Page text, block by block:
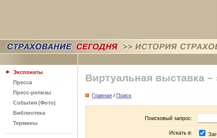
Экспонаты
Пресса
Пресс-релизы
События (Фото)
Библиотека
Термины
Виртуальная выставка –
Главная / Поиск
Поисковый запрос:
Искать в: